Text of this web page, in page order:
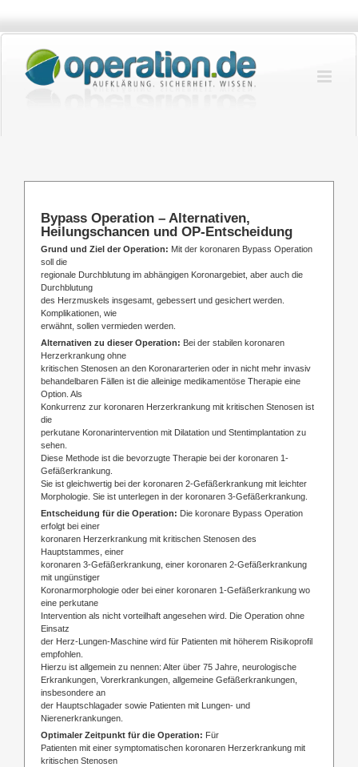
springen
Bypass Operation – Alternativen,
Heilungschancen und OP-Entscheidung
Grund und Ziel der Operation: Mit der koronaren Bypass Operation
soll die
regionale Durchblutung im abhängigen Koronargebiet, aber auch die
Durchblutung
des Herzmuskels insgesamt, gebessert und gesichert werden.
Komplikationen, wie
erwähnt, sollen vermieden werden.
Alternativen zu dieser Operation: Bei der stabilen koronaren
Herzerkrankung ohne
kritischen Stenosen an den Koronararterien oder in nicht mehr invasiv
behandelbaren Fällen ist die alleinige medikamentöse Therapie eine
Option. Als
Konkurrenz zur koronaren Herzerkrankung mit kritischen Stenosen ist
die
perkutane Koronarintervention mit Dilatation und Stentimplantation zu
sehen.
Diese Methode ist die bevorzugte Therapie bei der koronaren 1-
Gefäßerkrankung.
Sie ist gleichwertig bei der koronaren 2-Gefäßerkrankung mit leichter
Morphologie. Sie ist unterlegen in der koronaren 3-Gefäßerkrankung.
Entscheidung für die Operation: Die koronare Bypass Operation
erfolgt bei einer
koronaren Herzerkrankung mit kritischen Stenosen des
Hauptstammes, einer
koronaren 3-Gefäßerkrankung, einer koronaren 2-Gefäßerkrankung
mit ungünstiger
Koronarmorphologie oder bei einer koronaren 1-Gefäßerkrankung wo
eine perkutane
Intervention als nicht vorteilhaft angesehen wird. Die Operation ohne
Einsatz
der Herz-Lungen-Maschine wird für Patienten mit höherem Risikoprofil
empfohlen.
Hierzu ist allgemein zu nennen: Alter über 75 Jahre, neurologische
Erkrankungen, Vorerkrankungen, allgemeine Gefäßerkrankungen,
insbesondere an
der Hauptschlagader sowie Patienten mit Lungen- und
Nierenerkrankungen.
Optimaler Zeitpunkt für die Operation: Für
Patienten mit einer symptomatischen koronaren Herzerkrankung mit
kritischen Stenosen